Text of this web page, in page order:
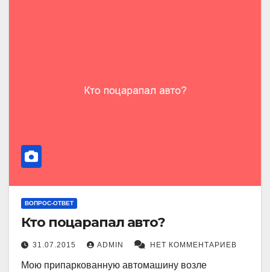
ВОПРОС-ОТВЕТ
Кто поцарапал авто?
31.07.2015 ADMIN НЕТ КОММЕНТАРИЕВ
Мою припаркованную автомашину возле